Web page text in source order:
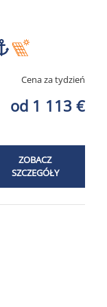
Cena za tydzień
od 1 113 €
ZOBACZ
SZCZEGÓŁY